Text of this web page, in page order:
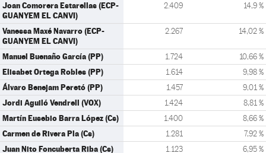
Joan Comorera Estarellas (ECP-
GUANYEM EL CANVI)
2.409 14,9 %
Vanessa Maxé Navarro (ECP-
GUANYEM EL CANVI)
2.267 14,02 %
Manuel Buenaño García (PP) 1.724 10,66 %
Elisabet Ortega Robles (PP) 1.614 9,98 %
Álvaro Benejam Peretó (PP) 1.457 9,01 %
Jordi Aguiló Vendrell (VOX) 1.424 8,81 %
Martín Eusebio Barra López (Cs) 1.400 8,66 %
Carmen de Rivera Pla (Cs) 1.281 7,92 %
Juan Nito Foncuberta Riba (Cs) 1.123 6,95 %